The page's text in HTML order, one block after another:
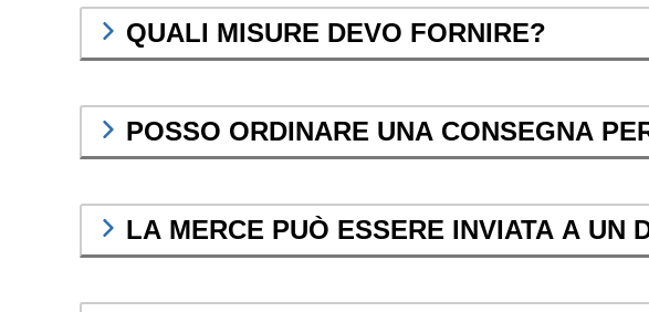
QUALI MISURE DEVO FORNIRE?
POSSO ORDINARE UNA CONSEGNA
LA MERCE PUÒ ESSERE INVIATA A UN